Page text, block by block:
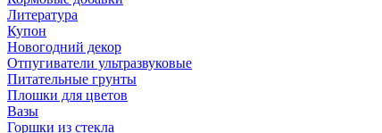
Литература
Купон
Новогодний декор
Отпугиватели ультразвуковые
Питательные грунты
Плошки для цветов
Вазы
Горшки из стекла